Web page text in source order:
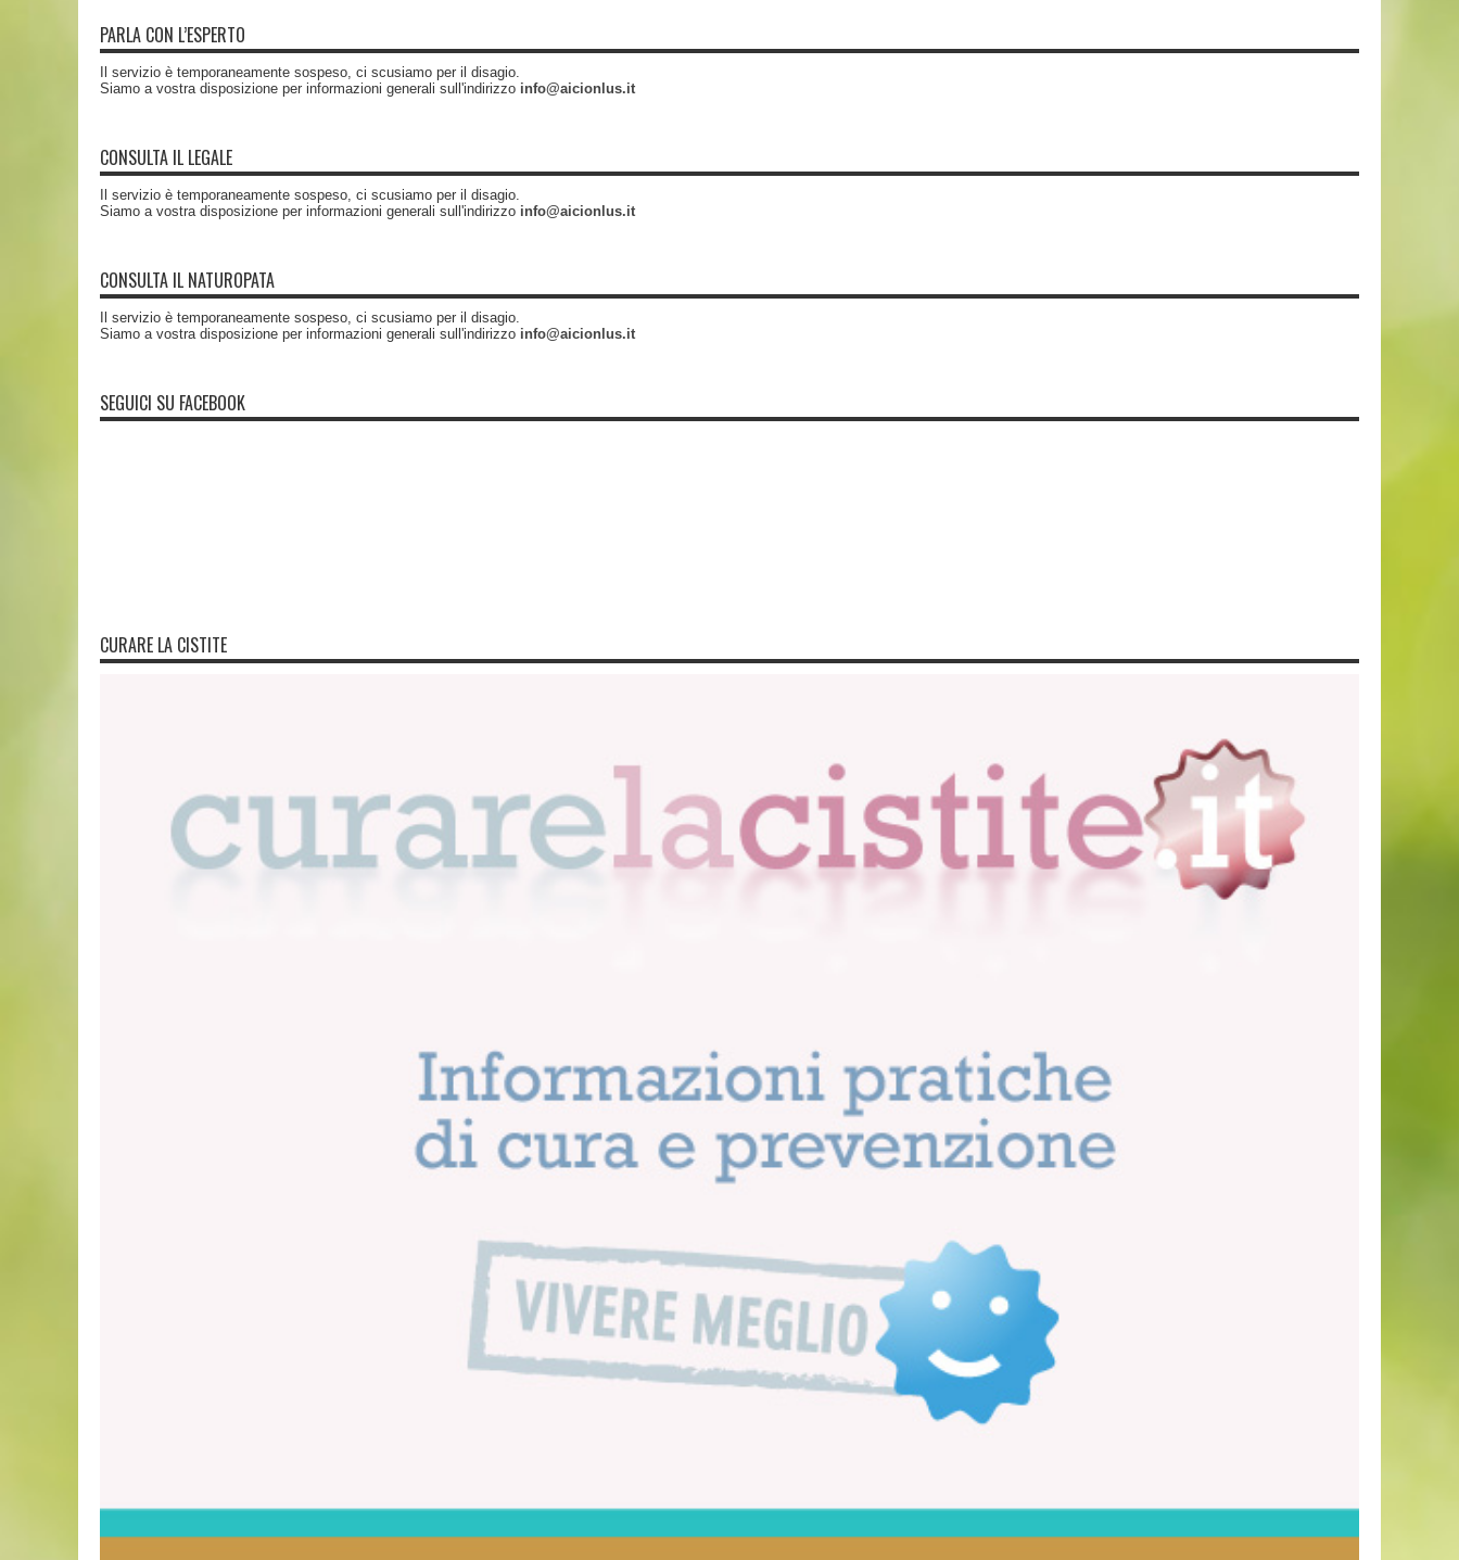
PARLA CON L’ESPERTO
Il servizio è temporaneamente sospeso, ci scusiamo per il disagio.
Siamo a vostra disposizione per informazioni generali sull'indirizzo info@aicionlus.it
CONSULTA IL LEGALE
Il servizio è temporaneamente sospeso, ci scusiamo per il disagio.
Siamo a vostra disposizione per informazioni generali sull'indirizzo info@aicionlus.it
CONSULTA IL NATUROPATA
Il servizio è temporaneamente sospeso, ci scusiamo per il disagio.
Siamo a vostra disposizione per informazioni generali sull'indirizzo info@aicionlus.it
SEGUICI SU FACEBOOK
CURARE LA CISTITE